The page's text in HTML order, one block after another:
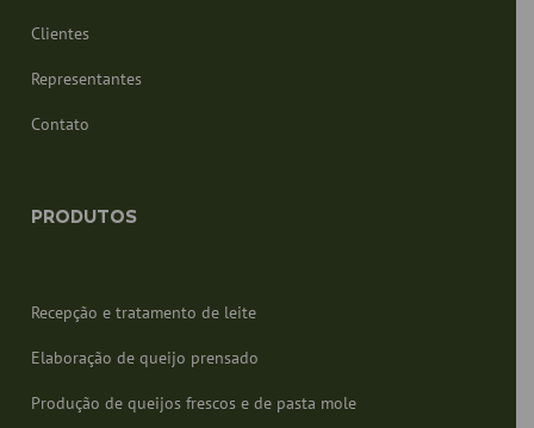
Clientes
Representantes
Contato
PRODUTOS
Recepção e tratamento de leite
Elaboração de queijo prensado
Produção de queijos frescos e de pasta mole
competente para apresentar a
Li e concordo com os tratamentos